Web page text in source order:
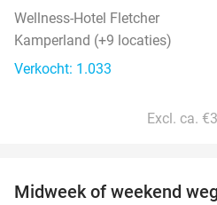
Wellness-Hotel Fletcher
Kamperland (+9 locaties)
Verkocht: 1.033
Excl. ca.
Midweek of weekend